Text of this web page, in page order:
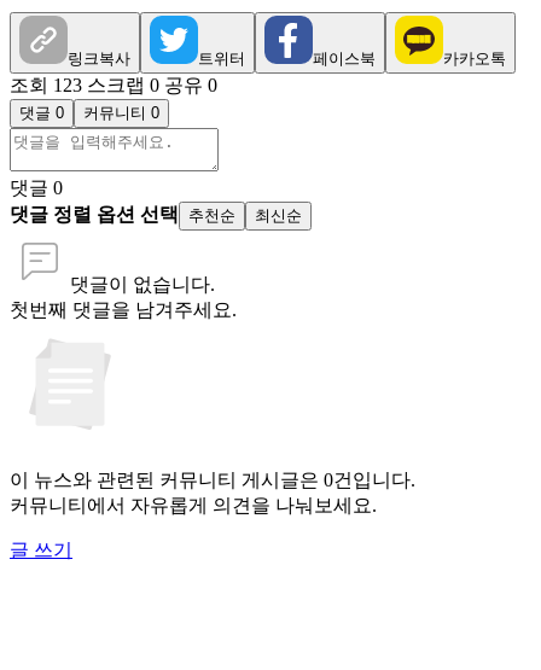
링크복사 트위터 페이스북 카카오톡
조회 123 스크랩 0 공유 0
댓글 0 커뮤니티 0
댓글 0
댓글 정렬 옵션 선택
추천순 최신순
댓글이 없습니다.
첫번째 댓글을 남겨주세요.
이 뉴스와 관련된 커뮤니티 게시글은 0건입니다.
커뮤니티에서 자유롭게 의견을 나눠보세요.
글 쓰기